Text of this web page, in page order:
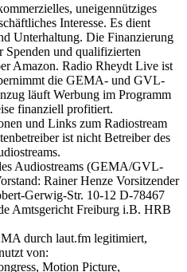
uneigennütziges
Interesse. Es dient
Unterhaltung. Die Finanzierung
Spenden und qualifizierten
Amazon. Radio Rheydt Live ist
die GEMA- und GVL-
läuft Werbung im Programm
finanziell profitiert.
und Links zum Radiostream
ist nicht Betreiber des
Audiostreams (GEMA/GVL-
Rainer Henze Vorsitzender
Gerwig-Str. 10-12 D-78467
Amtsgericht Freiburg i.B. HRB
durch laut.fm legitimiert,
von:
Motion Picture,